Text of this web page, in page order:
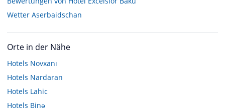
Wetter Aserbaidschan
Orte in der Nähe
Hotels Novxanı
Hotels Nardaran
Hotels Lahic
Hotels Binǝ